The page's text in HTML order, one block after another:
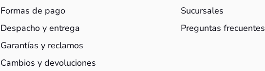
Formas de pago
Despacho y entrega
Garantías y reclamos
Cambios y devoluciones
Sucursales
Preguntas frecuentes